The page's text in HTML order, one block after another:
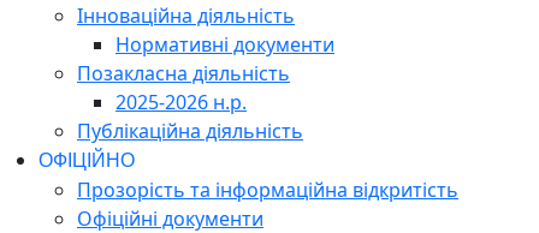
Інноваційна діяльність
Нормативні документи
Позакласна діяльність
2025-2026 н.р.
Публікаційна діяльність
ОФІЦІЙНО
Прозорість та інформаційна відкритість
Офіційні документи